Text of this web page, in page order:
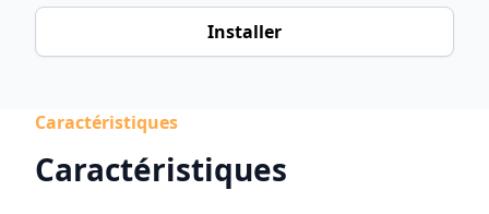
Installer
Caractéristiques
Caractéristiques